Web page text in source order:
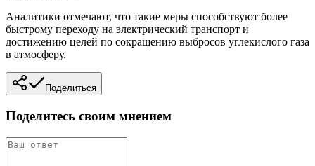
Аналитики отмечают, что такие меры способствуют более
быстрому переходу на электрический транспорт и
достижению целей по сокращению выбросов углекислого газа
в атмосферу.
Поделиться
Поделитесь своим мнением